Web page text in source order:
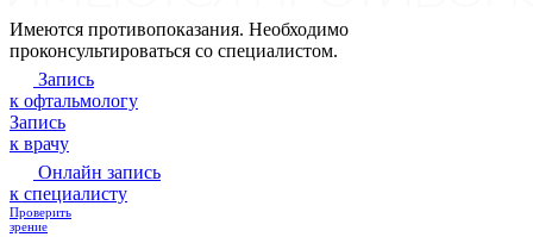
Имеются противопоказания. Необходимо
проконсультироваться со специалистом.
Запись
к офтальмологу
Запись
к врачу
Онлайн запись
к специалисту
Проверить
зрение